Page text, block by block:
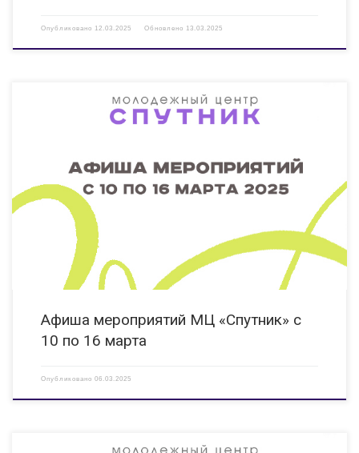
Опубликовано 12.03.2025 Обновлено 13.03.2025
10.03.2025 15:00 Мастер-класс «Прикосновение музыки» Мероприятие
направлено на развитие творческого потенциала детей и молодежи, в
том числе с ОВЗ. Количество участников – 10 https://vk.com/clubveradzr
10.03.2025 15:00 Военная игра «Оборона Кавказа» Данное мероприятие
направлено на воспитание патриотизма, гражданской […]
Афиша мероприятий МЦ «Спутник» с
10 по 16 марта
Опубликовано 06.03.2025